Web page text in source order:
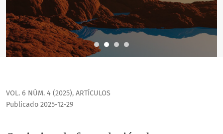
VOL. 6 NÚM. 4 (2025), ARTÍCULOS
Publicado 2025-12-29